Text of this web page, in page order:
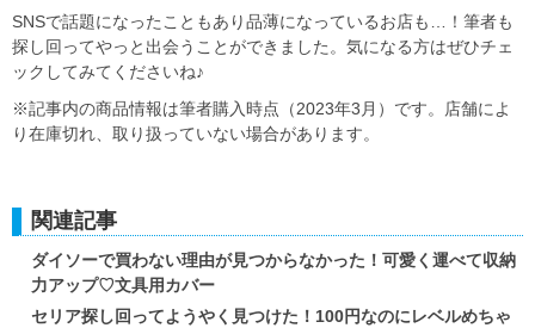
SNSで話題になったこともあり品薄になっているお店も…！筆者も
探し回ってやっと出会うことができました。気になる方はぜひチェ
ックしてみてくださいね♪
※記事内の商品情報は筆者購入時点（2023年3月）です。店舗によ
り在庫切れ、取り扱っていない場合があります。
関連記事
ダイソーで買わない理由が見つからなかった！可愛く運べて収納
力アップ♡文具用カバー
セリア探し回ってようやく見つけた！100円なのにレベルめちゃ